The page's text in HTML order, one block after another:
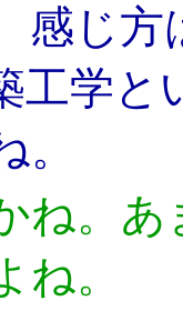
感じ
工学
。
ね。
ね。